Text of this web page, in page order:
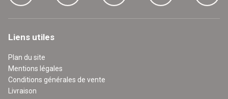
Liens utiles
Plan du site
Mentions légales
Conditions générales de vente
Livraison